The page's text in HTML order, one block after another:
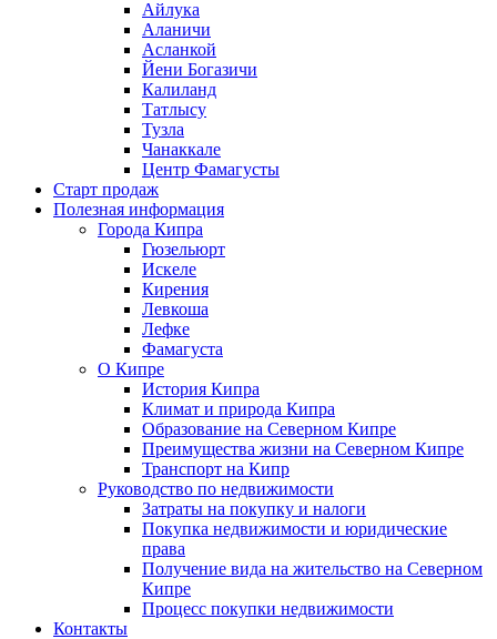
Айлука
Аланичи
Асланкой
Йени Богазичи
Калиланд
Татлысу
Тузла
Чанаккале
Центр Фамагусты
Старт продаж
Полезная информация
Города Кипра
Гюзельюрт
Искеле
Кирения
Левкоша
Лефке
Фамагуста
О Кипре
История Кипра
Климат и природа Кипра
Образование на Северном Кипре
Преимущества жизни на Северном Кипре
Транспорт на Кипр
Руководство по недвижимости
Затраты на покупку и налоги
Покупка недвижимости и юридические
права
Получение вида на жительство на Северном
Кипре
Процесс покупки недвижимости
Контакты